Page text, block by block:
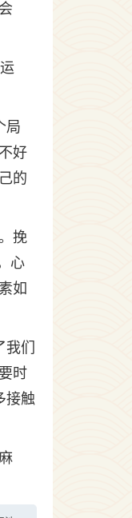
局
好
的
挽
心
如
们
时
接触